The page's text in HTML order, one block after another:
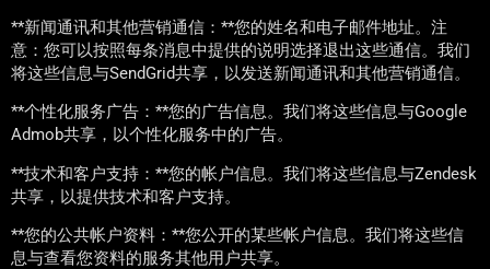
**新闻通讯和其他营销通信：**您的姓名和电子邮件地址。注
意：您可以按照每条消息中提供的说明选择退出这些通信。我们
将这些信息与SendGrid共享，以发送新闻通讯和其他营销通信。
**个性化服务广告：**您的广告信息。我们将这些信息与Google
Admob共享，以个性化服务中的广告。
**技术和客户支持：**您的帐户信息。我们将这些信息与Zendesk
共享，以提供技术和客户支持。
**您的公共帐户资料：**您公开的某些帐户信息。我们将这些信
息与查看您资料的服务其他用户共享。